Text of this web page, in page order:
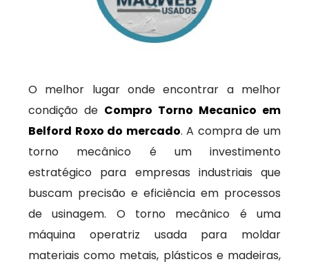
O melhor lugar onde encontrar a melhor
condição de Compro Torno Mecanico em
Belford Roxo do mercado. A compra de um
torno mecânico é um investimento
estratégico para empresas industriais que
buscam precisão e eficiência em processos
de usinagem. O torno mecânico é uma
máquina operatriz usada para moldar
materiais como metais, plásticos e madeiras,